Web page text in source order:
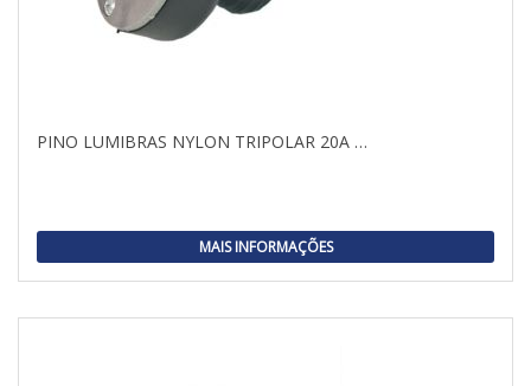
PINO LUMIBRAS NYLON TRIPOLAR 20A …
MAIS INFORMAÇÕES